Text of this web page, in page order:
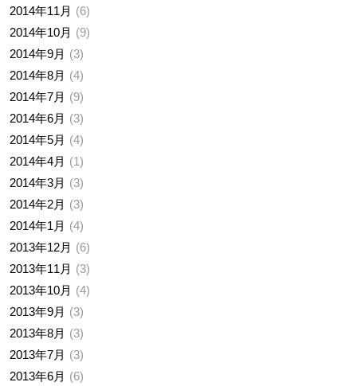
2014年11月
6
2014年10月
9
2014年9月
3
2014年8月
4
2014年7月
9
2014年6月
3
2014年5月
4
2014年4月
1
2014年3月
3
2014年2月
3
2014年1月
4
2013年12月
6
2013年11月
3
2013年10月
4
2013年9月
3
2013年8月
3
2013年7月
3
2013年6月
6